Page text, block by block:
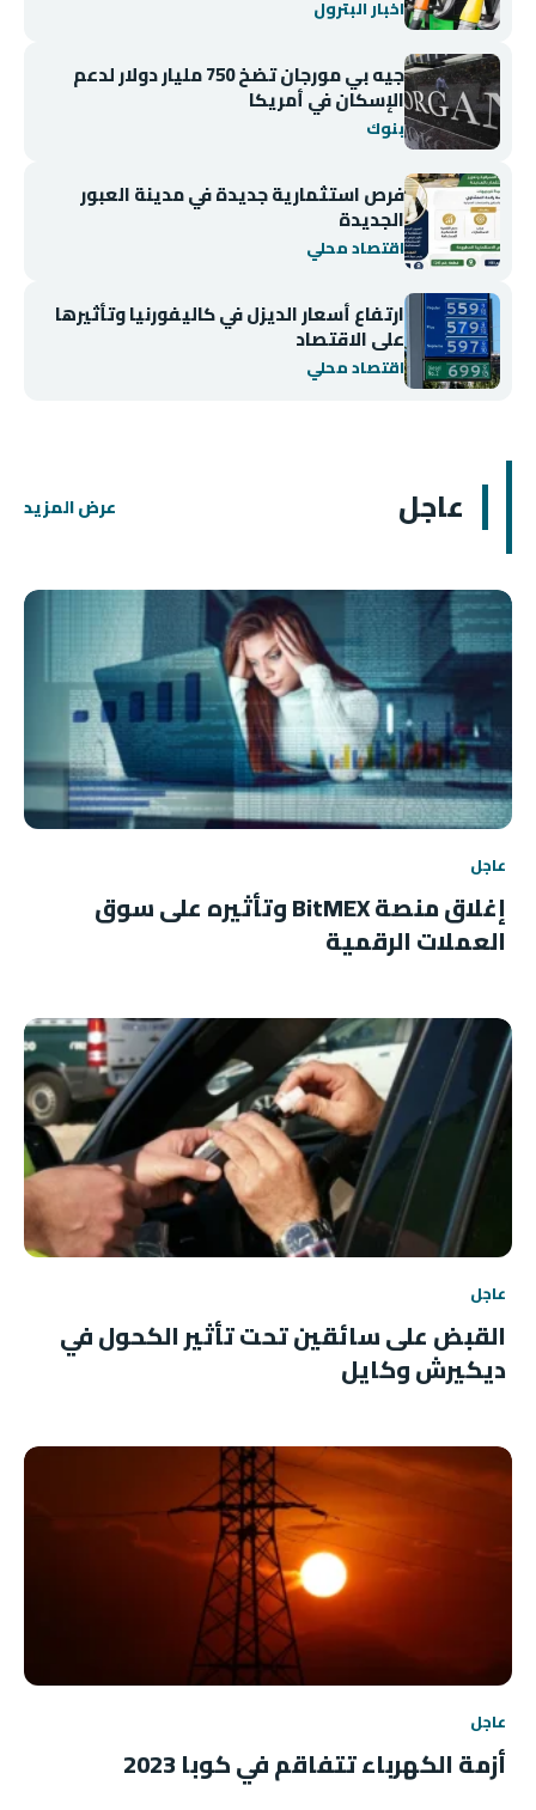
اخبار البترول
جيه بي مورجان تضخ 750 مليار دولار لدعم
الإسكان في أمريكا
بنوك
فرص استثمارية جديدة في مدينة العبور
الجديدة
اقتصاد محلي
ارتفاع أسعار الديزل في كاليفورنيا وتأثيرها
على الاقتصاد
اقتصاد محلي
عاجل عرض المزيد
عاجل
إغلاق منصة BitMEX وتأثيره على سوق
العملات الرقمية
عاجل
القبض على سائقين تحت تأثير الكحول في
ديكيرش وكايل
عاجل
أزمة الكهرباء تتفاقم في كوبا 2023